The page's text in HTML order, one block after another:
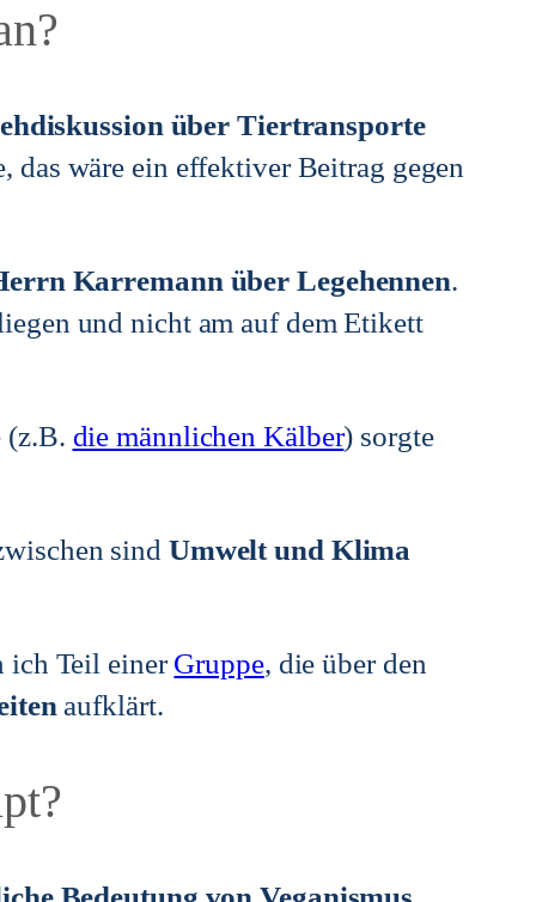
über Tiertransporte
das wäre ein effektiver Beitrag gegen
Karremann über Legehennen.
und nicht am auf dem Etikett
(z.B. die männlichen Kälber) sorgte
sind Umwelt und Klima
ich Teil einerGruppe, die über den
aufklärt.